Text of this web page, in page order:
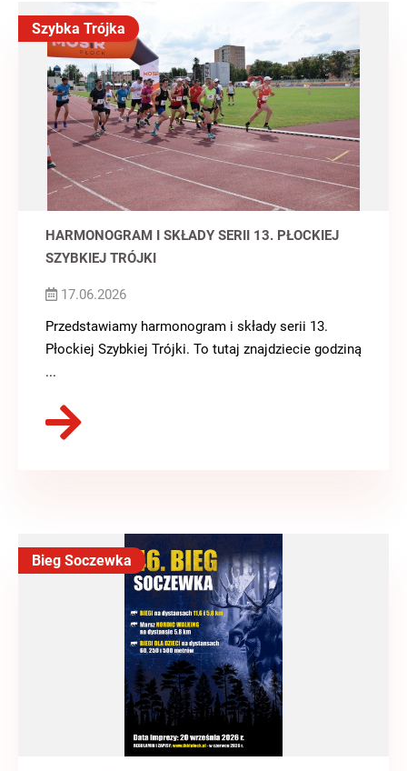
Szybka Trójka
HARMONOGRAM I SKŁADY SERII 13. PŁOCKIEJ
SZYBKIEJ TRÓJKI
17.06.2026
Przedstawiamy harmonogram i składy serii 13.
Płockiej Szybkiej Trójki. To tutaj znajdziecie godziną
...
Bieg Soczewka